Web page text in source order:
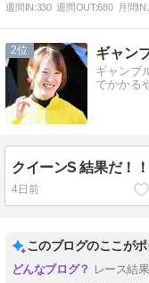
週間IN:330 週間OUT:680 月間IN:
2 ギャン
ギャンブ
でかかる
クイーンS 結果だ！！
4日前
このブログのここが
レース結